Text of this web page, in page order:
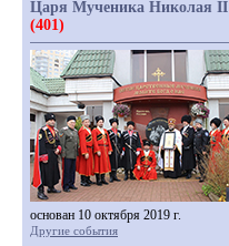
Царя Мученика Николая II
(401)
основан 10 октября 2019 г.
Другие события